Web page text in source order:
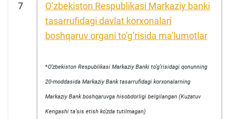
7
Oʼzbekiston Respublikasi Markaziy banki
tasarrufidagi davlat korxonalari
boshqaruv organi toʼgʼrisida maʼlumotlar
*Oʼzbekiston Respublikasi Markaziy Banki toʼgʼrisidagi qonunning
20-moddasida Markaziy Bank tasarrufidagi korxonalarning
Markaziy Bank boshqaruvga hisobdorligi belgilangan (Kuzatuv
Kengashi taʼsis etish koʼzda tutilmagan)